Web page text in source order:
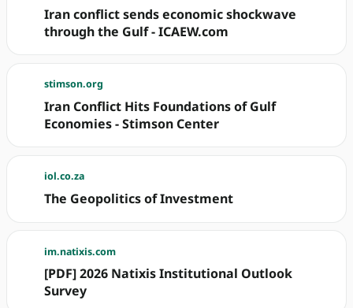
Iran conflict sends economic shockwave
through the Gulf - ICAEW.com
stimson.org
Iran Conflict Hits Foundations of Gulf
Economies - Stimson Center
iol.co.za
The Geopolitics of Investment
im.natixis.com
[PDF] 2026 Natixis Institutional Outlook
Survey